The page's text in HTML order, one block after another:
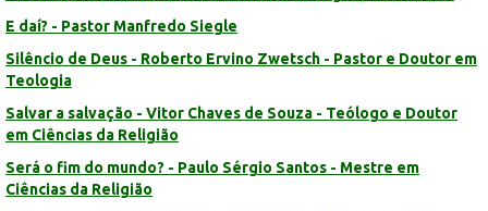
E daí? - Pastor Manfredo Siegle
Silêncio de Deus - Roberto Ervino Zwetsch - Pastor e Doutor em
Teologia
Salvar a salvação - Vitor Chaves de Souza - Teólogo e Doutor
em Ciências da Religião
Será o fim do mundo? - Paulo Sérgio Santos - Mestre em
Ciências da Religião